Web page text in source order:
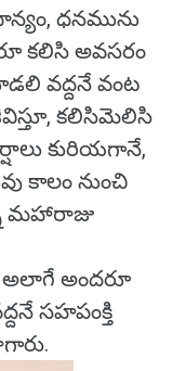
ధనమును
కలిసి అవసరం
వద్దనే వంట
కలిసిమెలిసి
కురియగానే,
కాలం నుంచి
మహారాజు
అలాగే అందరూ
సహపంక్తి